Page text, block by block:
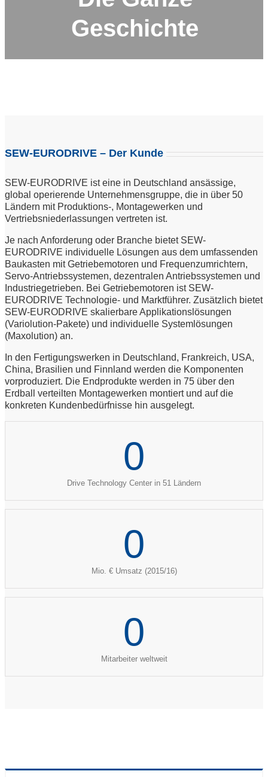
Geschichte
SEW-EURODRIVE – Der Kunde
SEW-EURODRIVE ist eine in Deutschland ansässige,
global operierende Unternehmensgruppe, die in über 50
Ländern mit Produktions-, Montagewerken und
Vertriebsniederlassungen vertreten ist.
Je nach Anforderung oder Branche bietet SEW-
EURODRIVE individuelle Lösungen aus dem umfassenden
Baukasten mit Getriebemotoren und Frequenzumrichtern,
Servo-Antriebssystemen, dezentralen Antriebssystemen und
Industriegetrieben. Bei Getriebemotoren ist SEW-
EURODRIVE Technologie- und Marktführer. Zusätzlich bietet
SEW-EURODRIVE skalierbare Applikationslösungen
(Variolution-Pakete) und individuelle Systemlösungen
(Maxolution) an.
In den Fertigungswerken in Deutschland, Frankreich, USA,
China, Brasilien und Finnland werden die Komponenten
vorproduziert. Die Endprodukte werden in 75 über den
Erdball verteilten Montagewerken montiert und auf die
konkreten Kundenbedürfnisse hin ausgelegt.
0
Drive Technology Center in 51 Ländern
0
Mio. € Umsatz (2015/16)
0
Mitarbeiter weltweit